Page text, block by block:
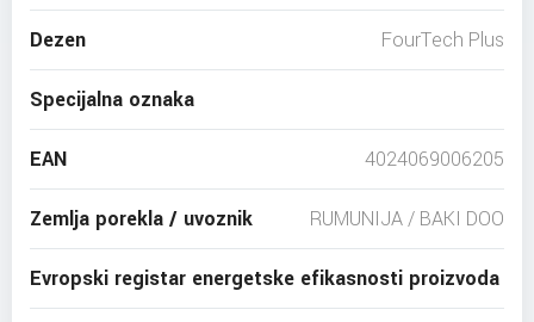
Dezen FourTech Plus
Specijalna oznaka
EAN 4024069006205
Zemlja porekla / uvoznik RUMUNIJA / BAKI DOO
Evropski registar energetske efikasnosti proizvoda